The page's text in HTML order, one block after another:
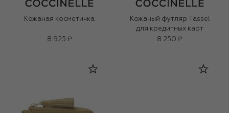
Кожаная косметичка
8 925 ₽
Кожаный футляр Tassel
для кредитных карт
8 250 ₽